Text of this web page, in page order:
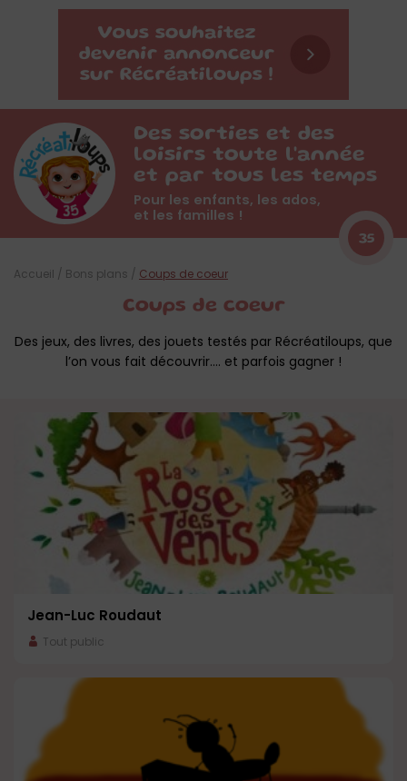
Des sorties et des
loisirs toute l'année
et par tous les temps
Pour les enfants, les ados,
et les familles !
35
Coups de coeur
Des jeux, des livres, des jouets testés par Récréatiloups, que
l’on vous fait découvrir…. et parfois gagner !
Accueil / Bons plans / Coups de coeur
Jean-Luc Roudaut
Tout public